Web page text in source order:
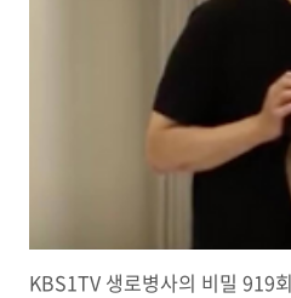
사 일을 하고 있는 스즈키 다다코님. 이
고 부른다. 그렇다면 슈퍼에이저란 무엇
퍼에이저란 80세 이상의 나이에도 40-